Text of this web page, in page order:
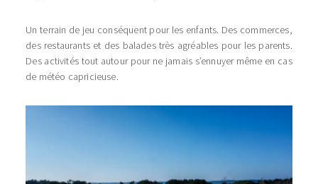
Un terrain de jeu conséquent pour les enfants. Des commerces,
des restaurants et des balades très agréables pour les parents.
Des activités tout autour pour ne jamais s’ennuyer même en cas
de météo capricieuse.